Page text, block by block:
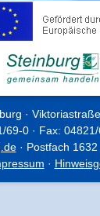
·
69-0 · Fax:
· Postfach 1632
·